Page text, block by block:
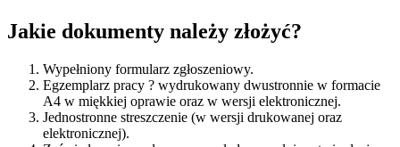
Jakie dokumenty należy złożyć?
Wypełniony formularz zgłoszeniowy.
Egzemplarz pracy ? wydrukowany dwustronnie w formacie
A4 w miękkiej oprawie oraz w wersji elektronicznej.
Jednostronne streszczenie (w wersji drukowanej oraz
elektronicznej).